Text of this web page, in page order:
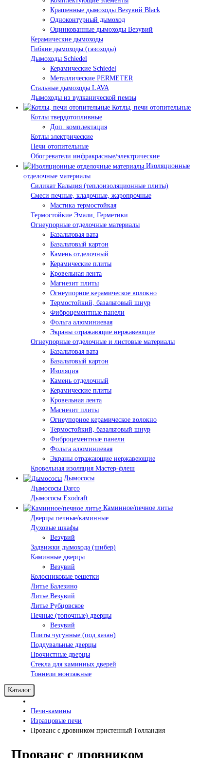
Крашенные дымоходы Везувий Black
Одноконтурный дымоход
Оцинкованные дымоходы Везувий
Керамические дымоходы
Гибкие дымоходы (газоходы)
Дымоходы Schiedel
Керамические Schiedel
Металлические PERMETER
Стальные дымоходы LAVA
Дымоходы из вулканической пемзы
Котлы, печи отопительные
Котлы твердотопливные
Доп. комплектация
Котлы электрические
Печи отопительные
Обогреватели инфракрасные/электрические
Изоляционные
отделочные материалы
Силикат Кальция (теплоизоляционные плиты)
Смеси печные, кладочные, жаропрочные
Мастика термостойкая
Термостойкие Эмали, Герметики
Огнеупорные отделочные материалы
Базальтовая вата
Базальтовый картон
Камень отделочный
Керамические плиты
Кровельная лента
Магнезит плиты
Огнеупорное керамическое волокно
Термостойкий, базальтовый шнур
Фиброцементные панели
Фольга алюминиевая
Экраны отражающие нержавеющие
Огнеупорные отделочные и листовые материалы
Базальтовая вата
Базальтовый картон
Изоляция
Камень отделочный
Керамические плиты
Кровельная лента
Магнезит плиты
Огнеупорное керамическое волокно
Термостойкий, базальтовый шнур
Фиброцементные панели
Фольга алюминиевая
Экраны отражающие нержавеющие
Кровельная изоляция Мастер-флеш
Дымососы
Дымососы Darco
Дымососы Exodraft
Каминное/печное литье
Дверцы печные/каминные
Духовые шкафы
Везувий
Задвижки дымохода (шибер)
Каминные дверцы
Везувий
Колосниковые решетки
Литье Балезино
Литье Везувий
Литье Рубцовское
Печные (топочные) дверцы
Везувий
Плиты чугунные (под казан)
Поддувальные дверцы
Прочистные дверцы
Стекла для каминных дверей
Тоннели монтажные
Каталог
Печи-камины
Изразцовые печи
Прованс с дровником пристенный Голландия
Прованс с дровником